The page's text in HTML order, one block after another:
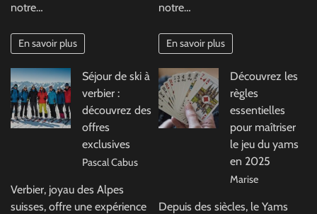
notre…
En savoir plus
notre…
En savoir plus
Séjour de ski à
verbier :
découvrez des
offres
exclusives
Pascal Cabus
Verbier, joyau des Alpes
suisses, offre une expérience
Découvrez les
règles
essentielles
pour maîtriser
le jeu du yams
en 2025
Marise
Depuis des siècles, le Yams